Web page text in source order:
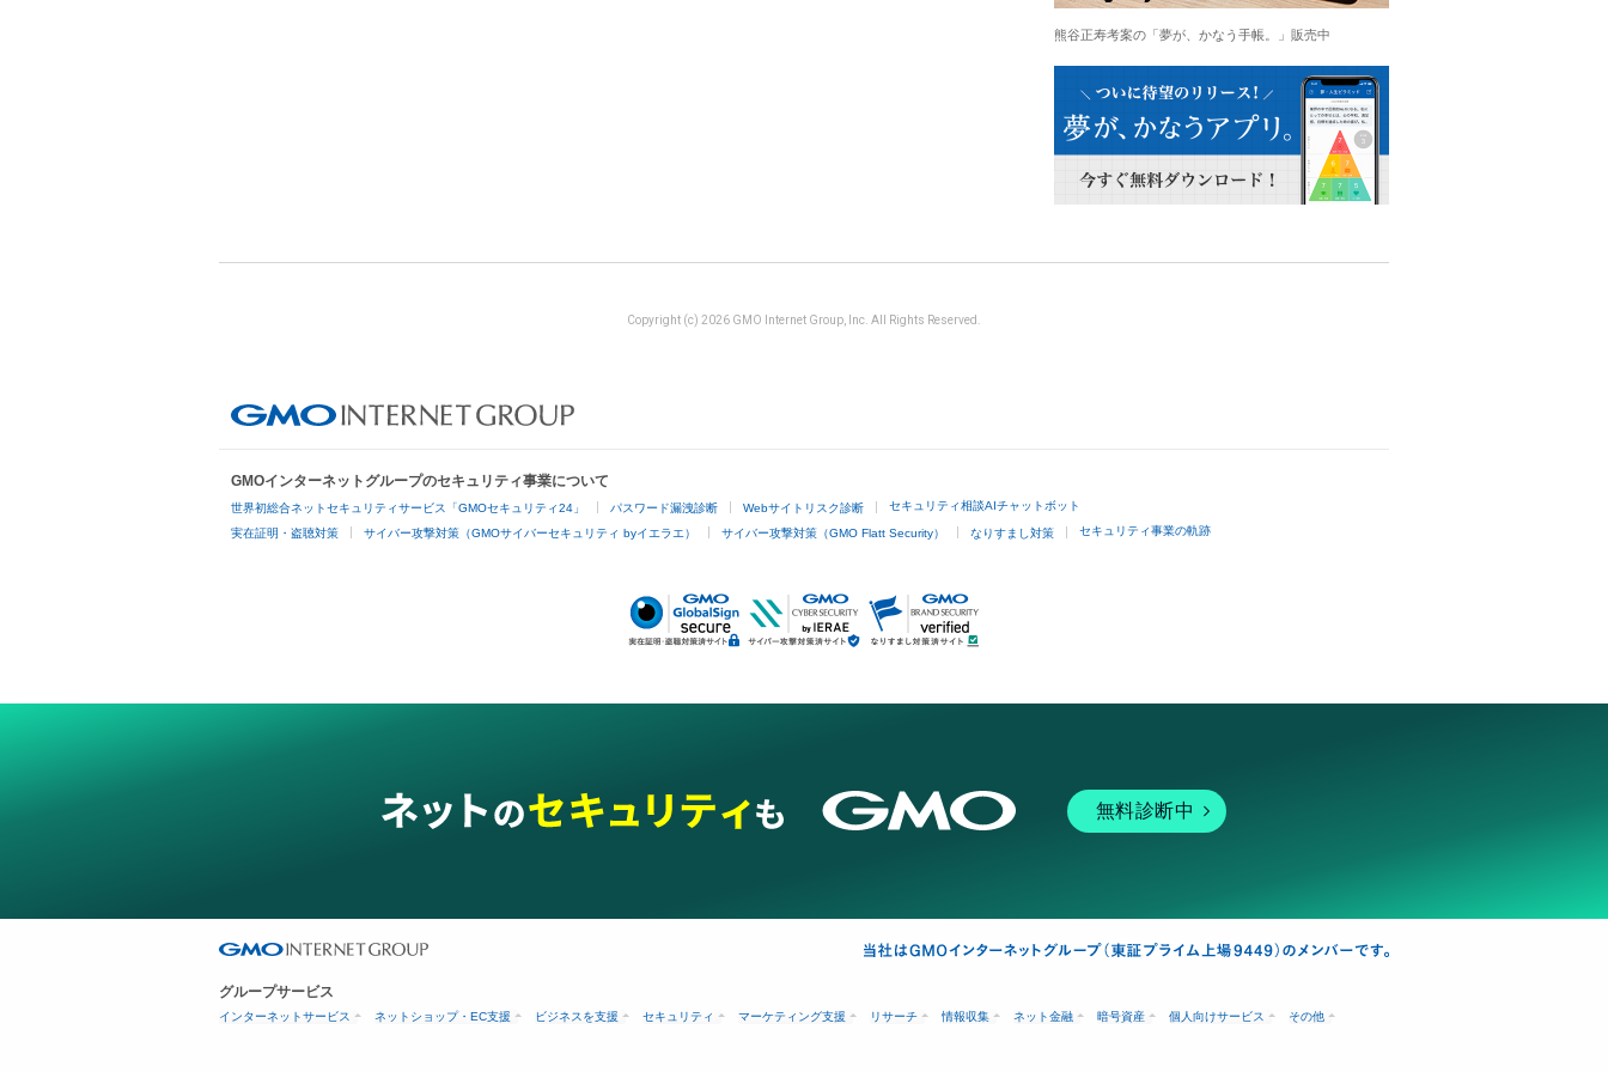
熊谷正寿考案の「夢が、かなう手帳。」販売中
Copyright (c) 2026 GMO Internet Group, Inc. All Rights Reserved.
GMOインターネットグループのセキュリティ事業について
世界初総合ネットセキュリティサービス「GMOセキュリティ24」 パスワード漏洩診断 Webサイトリスク診断 セキュリティ相談AIチャットボット
実在証明・盗聴対策 サイバー攻撃対策（GMOサイバーセキュリティ byイエラエ） サイバー攻撃対策（GMO Flatt Security） なりすまし対策 セキュリティ事業の軌跡
無料診断中
グループサービス
インターネットサービス ネットショップ・EC支援 ビジネスを支援 セキュリティ マーケティング支援 リサーチ 情報収集 ネット金融 暗号資産 個人向けサービス その他